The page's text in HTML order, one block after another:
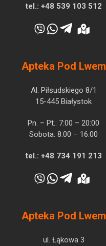
tel.: +48 539 103 512
Apteka Pod Lwem
Al. Piłsudskiego 8/1
15-445 Białystok
Pn. – Pt.: 7:00 – 20:00
Sobota: 8:00 – 16:00
tel.: +48 734 191 213
Apteka Pod Lwem
ul. Łąkowa 3